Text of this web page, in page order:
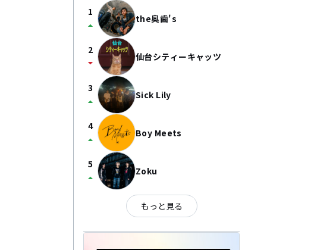
1
arrow_drop_up the奥歯's
2
arrow_drop_down 仙台シティーキャッツ
3
arrow_drop_up Sick Lily
4
arrow_drop_up Boy Meets
5
arrow_drop_up Zoku
もっと見る